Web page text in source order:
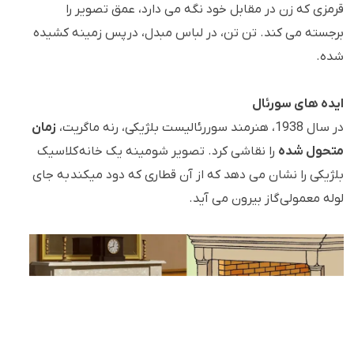
قرمزی که زن در مقابل خود نگه می دارد، عمق تصویر را
برجسته می کند. تن تن، در لباس مبدل، در پس زمینه کشیده
شده.
ایده های سورئال
در سال 1938، هنرمند سوررئالیست بلژیکی، رنه ماگریت،
زمان
متحول شده را نقاشی کرد. تصویر شومینه یک خانه کلاسیک
بلژیکی را نشان می دهد که از آن قطاری که دود میکند به جای
لوله معمولی گاز بیرون می آید.